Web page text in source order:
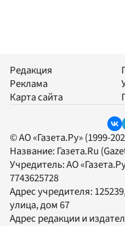
Редакция
Реклама
Карта сайта
© АО «Газета.Ру» (1999-
Название: Газета.Ru
Учредитель:АО
7743625728
Адрес учредителя:
улица, дом 67
Адрес редакции и